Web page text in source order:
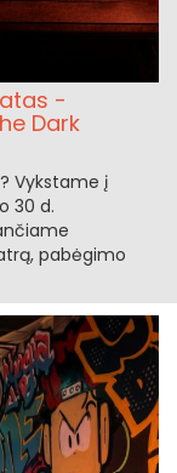
-
Dark
Vykstame į
30 d.
pabėgimo